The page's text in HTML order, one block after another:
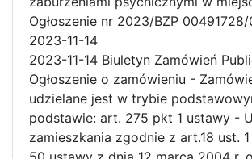
Ogłoszenie nr 2023/BZP
2023-11-14
2023-11-14 Biuletyn Zamówień
Ogłoszenie o zamówieniu -
udzielane jest w trybie
podstawie: art. 275 pkt 1 ustawy -
zamieszkania zgodnie z art.18 ust.